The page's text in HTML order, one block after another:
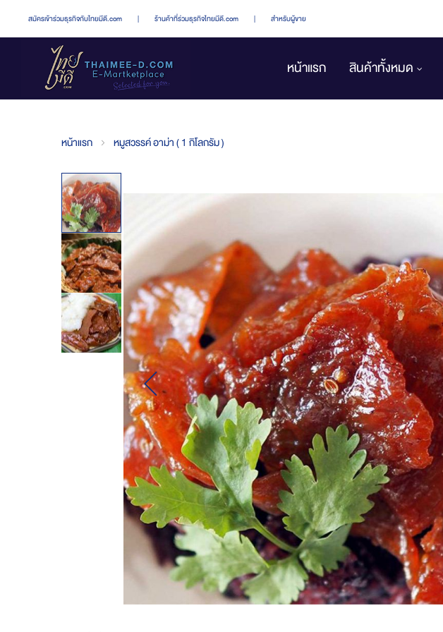
สมัครเข้าร่วมธุรกิจกับไทยมีดี.com | ร้านค้าที่ร่วมธุรกิจไทยมีดี.com | สำหรับผู้ขาย
หน้าแรก สินค้าทั้งหมด
หน้าแรก หมูสวรรค์ อาม่า ( 1 กิโลกรัม )
Skip
to
the
end
of
the
images
gallery